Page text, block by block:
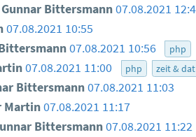
Bittersmann 07.08.2021
07.08.2021 10:55
07.08.2021 10:56 php
07.08.2021 11:00 php zeit &
Bittersmann07.08.2021 11:03
Martin07.08.2021 11:17
Bittersmann07.08.2021 11:22